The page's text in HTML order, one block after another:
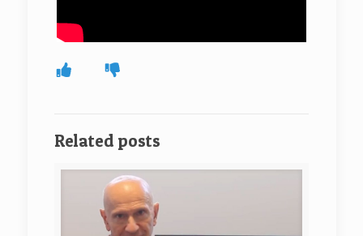
Related posts